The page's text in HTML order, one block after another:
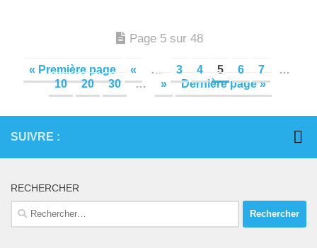
Page 5 sur 48
« Première page « … 3 4 5 6 7
…
10
20 30 … » Dernière page »
SUIVRE :
RECHERCHER
Rechercher :